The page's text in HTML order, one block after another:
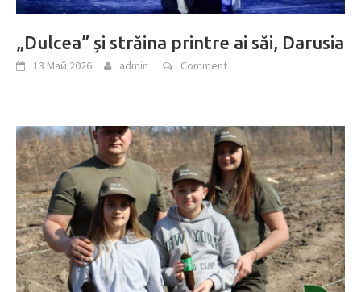
„Dulcea” și străina printre ai săi, Darusia
13 Май 2026 admin Comment